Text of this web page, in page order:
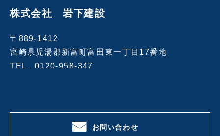
株式会社 岩下建設
〒889-1412
宮崎県児湯郡新富町富田東一丁目17番地
TEL . 0120-958-347
お問い合わせ